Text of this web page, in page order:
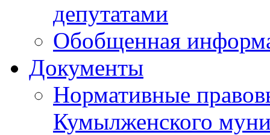
депутатами
Обобщенная
Документы
Нормативные
Кумылженского